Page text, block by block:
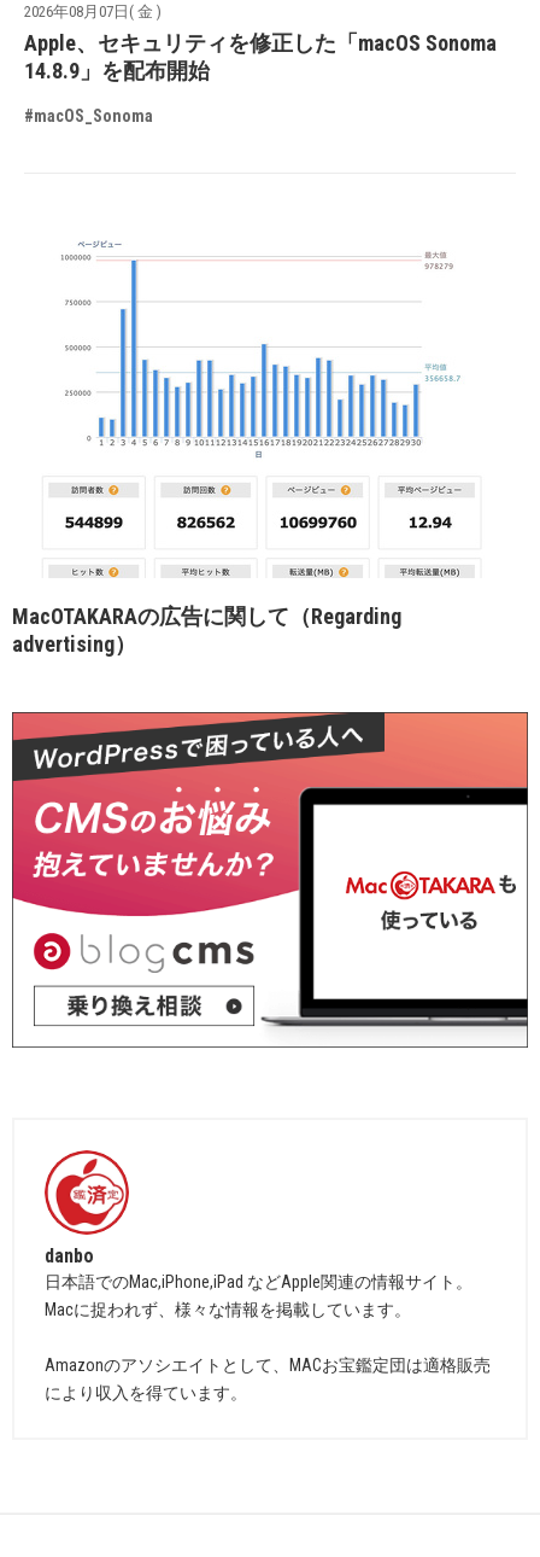
2026年08月07日( 金 )
Apple、セキュリティを修正した「macOS Sonoma
14.8.9」を配布開始
#macOS_Sonoma
MacOTAKARAの広告に関して（Regarding
advertising）
danbo
日本語でのMac,iPhone,iPad などApple関連の情報サイト。
Macに捉われず、様々な情報を掲載しています。
Amazonのアソシエイトとして、MACお宝鑑定団は適格販売
により収入を得ています。